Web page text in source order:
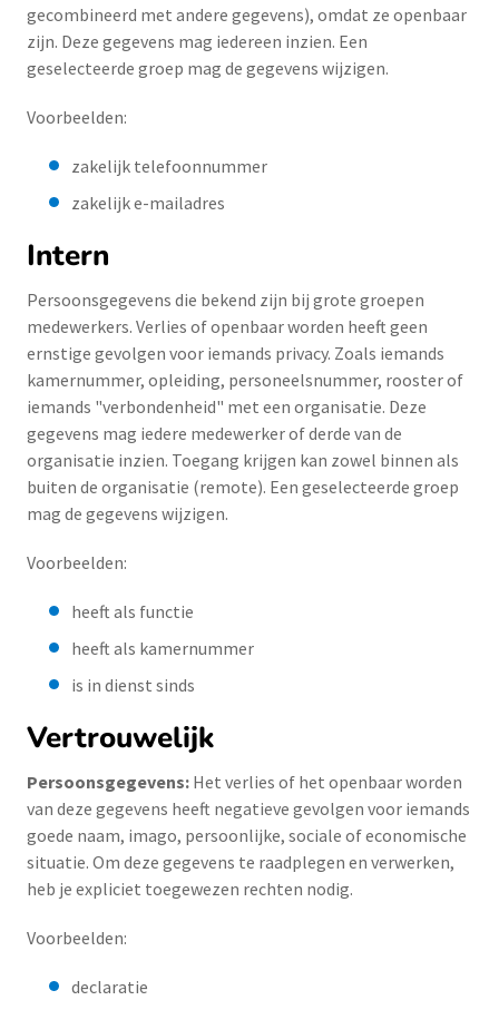
gecombineerd met andere gegevens), omdat ze openbaar
zijn. Deze gegevens mag iedereen inzien. Een
geselecteerde groep mag de gegevens wijzigen.
Voorbeelden:
zakelijk telefoonnummer
zakelijk e-mailadres
Intern
Persoonsgegevens die bekend zijn bij grote groepen
medewerkers. Verlies of openbaar worden heeft geen
ernstige gevolgen voor iemands privacy. Zoals iemands
kamernummer, opleiding, personeelsnummer, rooster of
iemands "verbondenheid" met een organisatie. Deze
gegevens mag iedere medewerker of derde van de
organisatie inzien. Toegang krijgen kan zowel binnen als
buiten de organisatie (remote). Een geselecteerde groep
mag de gegevens wijzigen.
Voorbeelden:
heeft als functie
heeft als kamernummer
is in dienst sinds
Vertrouwelijk
Persoonsgegevens: Het verlies of het openbaar worden
van deze gegevens heeft negatieve gevolgen voor iemands
goede naam, imago, persoonlijke, sociale of economische
situatie. Om deze gegevens te raadplegen en verwerken,
heb je expliciet toegewezen rechten nodig.
Voorbeelden:
declaratie